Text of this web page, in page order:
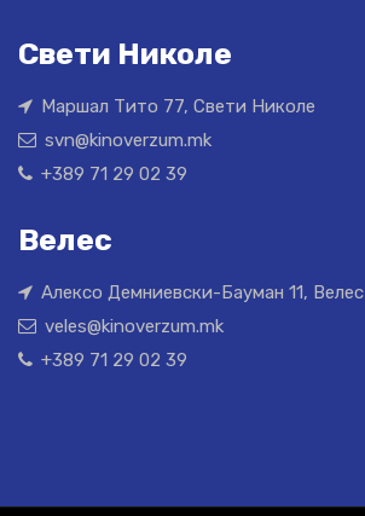
Свети Николе
Маршал Тито 77, Свети Николе
svn@kinoverzum.mk
+389 71 29 02 39
Велес
Алексо Демниевски-Бауман 11, Велес
veles@kinoverzum.mk
+389 71 29 02 39